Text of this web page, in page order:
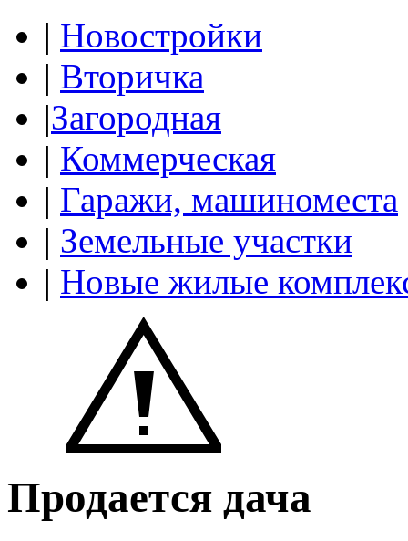
| Новостройки
| Вторичка
|Загородная
| Коммерческая
| Гаражи, машиноместа
| Земельные участки
| Новые жилые
Продается дача